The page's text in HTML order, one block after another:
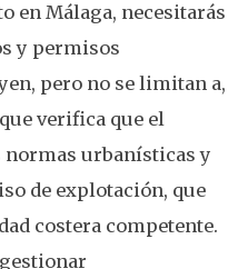
en Málaga, necesitarás
y permisos
pero no se limitan a,
verifica que el
urbanísticas y
de explotación, que
costera competente.